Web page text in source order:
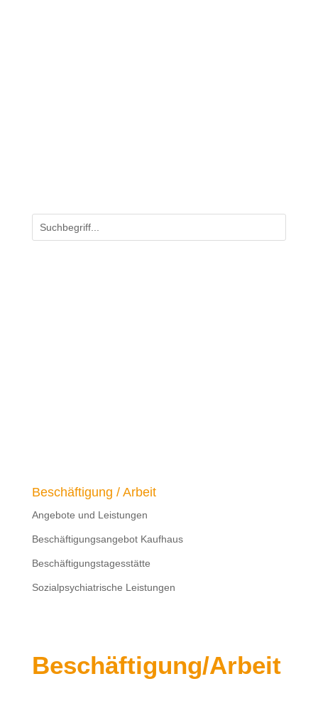
Beschäftigung / Arbeit
Angebote und Leistungen
Beschäftigungsangebot Kaufhaus
Beschäftigungstagesstätte
Sozialpsychiatrische Leistungen
Beschäftigung/Arbeit